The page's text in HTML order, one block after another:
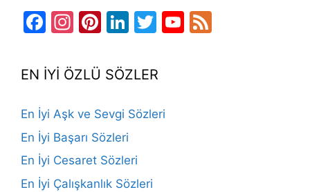
Facebook
Instagram
Pinterest
LinkedIn
TwitterYouTube
EN İYİ ÖZLÜ SÖZLER
En İyi Aşk ve Sevgi Sözleri
En İyi Başarı Sözleri
En İyi Cesaret Sözleri
En İyi Çalışkanlık Sözleri